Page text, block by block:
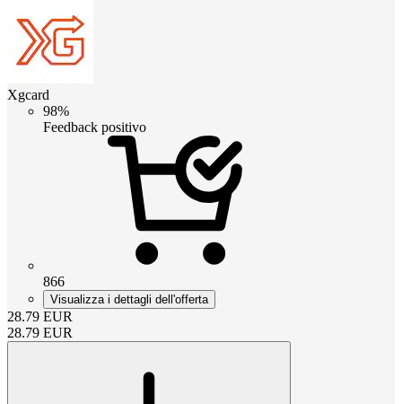
Xgcard
98%
Feedback positivo
866
Visualizza i dettagli dell'offerta
28.79 EUR
28.79 EUR